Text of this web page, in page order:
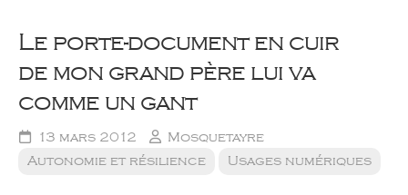
Le porte-document en cuir
de mon grand père lui va
comme un gant
13 mars 2012
Mosquetayre
Autonomie et résilience
Usages numériques